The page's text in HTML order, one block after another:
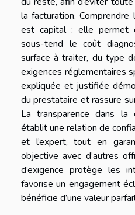
la facturation.
est capital : elle permet
sous-tend le coût
surface à traiter, du type
exigences réglementaires
expliquée et justifiée
du prestataire et rassure
La transparence dans la
établit une relation de
et l’expert, tout en
objective avec d’autres
d’exigence protège les
favorise un engagement
bénéficie d’une valeur